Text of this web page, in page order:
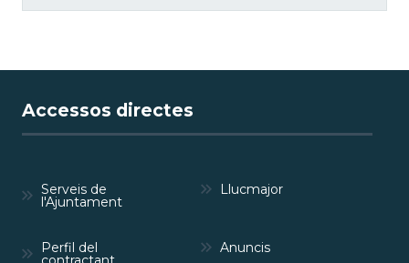
Accessos directes
Serveis de
l'Ajuntament
Llucmajor
Perfil del Anuncis